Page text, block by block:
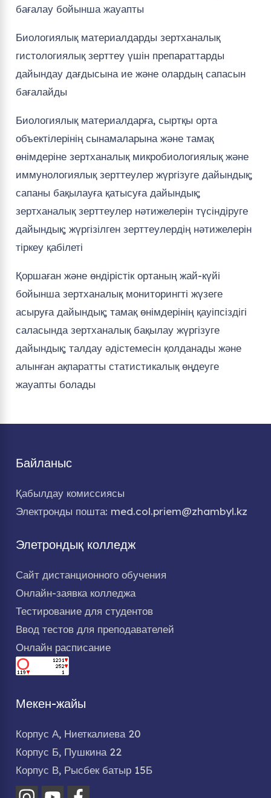
бағалау бойынша жауапты
Биологиялық материалдарды зертханалық
гистологиялық зерттеу үшін препараттарды
дайындау дағдысына ие және олардың сапасын
бағалайды
Биологиялық материалдарға, сыртқы орта
объектілерінің сынамаларына және тамақ
өнімдеріне зертханалық микробиологиялық және
иммунологиялық зерттеулер жүргізуге дайындық;
сапаны бақылауға қатысуға дайындық;
зертханалық зерттеулер нәтижелерін түсіндіруге
дайындық; жүргізілген зерттеулердің нәтижелерін
тіркеу қабілеті
Қоршаған және өндірістік ортаның жай-күйі
бойынша зертханалық мониторингті жүзеге
асыруға дайындық; тамақ өнімдерінің қауіпсіздігі
саласында зертханалық бақылау жүргізуге
дайындық; талдау әдістемесін қолданады және
алынған ақпаратты статистикалық өңдеуге
жауапты болады
Байланыс
Қабылдау комиссиясы
Электронды пошта: med.col.priem@zhambyl.kz
Элетрондық колледж
Сайт дистанционного обучения
Онлайн-заявка колледжа
Тестирование для студентов
Ввод тестов для преподавателей
Онлайн расписание
Мекен-жайы
Корпус А, Ниеткалиева 20
Корпус Б, Пушкина 22
Корпус В, Рысбек батыр 15Б